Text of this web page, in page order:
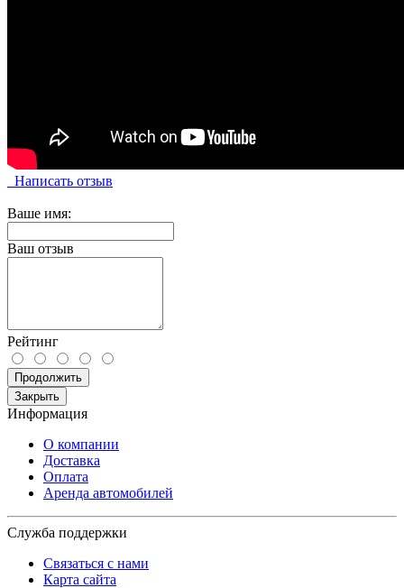
Написать отзыв
Ваше имя:
Ваш отзыв
Рейтинг
Продолжить
Закрыть
Информация
О компании
Доставка
Оплата
Аренда автомобилей
Служба поддержки
Связаться с нами
Карта сайта